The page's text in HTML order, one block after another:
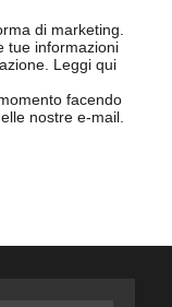
di marketing.
tue informazioni
Leggi qui
facendo
nostre e-mail.